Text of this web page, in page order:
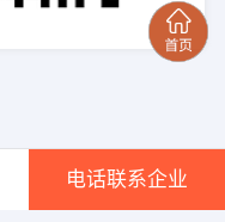
电话联系企业